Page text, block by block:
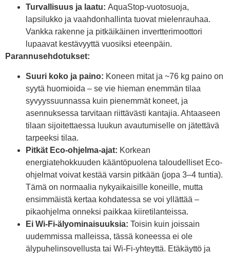
Turvallisuus ja laatu: AquaStop-vuotosuoja,
lapsilukko ja vaahdonhallinta tuovat mielenrauhaa.
Vankka rakenne ja pitkäikäinen invertterimoottori
lupaavat kestävyyttä vuosiksi eteenpäin.
Parannusehdotukset:
Suuri koko ja paino: Koneen mitat ja ~76 kg paino on
syytä huomioida – se vie hieman enemmän tilaa
syvyyssuunnassa kuin pienemmät koneet, ja
asennuksessa tarvitaan riittävästi kantajia. Ahtaaseen
tilaan sijoitettaessa luukun avautumiselle on jätettävä
tarpeeksi tilaa.
Pitkät Eco-ohjelma-ajat: Korkean
energiatehokkuuden kääntöpuolena taloudelliset Eco-
ohjelmat voivat kestää varsin pitkään (jopa 3–4 tuntia).
Tämä on normaalia nykyaikaisille koneille, mutta
ensimmäistä kertaa kohdatessa se voi yllättää –
pikaohjelma onneksi paikkaa kiiretilanteissa.
Ei Wi-Fi-älyominaisuuksia: Toisin kuin joissain
uudemmissa malleissa, tässä koneessa ei ole
älypuhelinsovellusta tai Wi-Fi-yhteyttä. Etäkäyttö ja